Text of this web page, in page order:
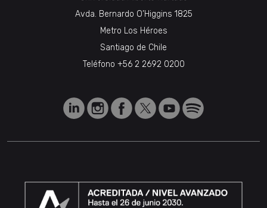
Avda. Bernardo O’Higgins 1825
Metro Los Héroes
Santiago de Chile
Teléfono +56 2 2692 0200